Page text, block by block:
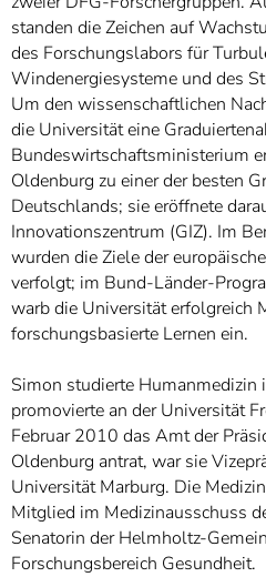
standen die Zeichen auf
des Forschungslabors für
Windenergiesysteme und des
Um den wissenschaftlichen
die Universität eine
Bundeswirtschaftsministerium
Oldenburg zu einer der besten
Deutschlands; sie eröffnete
Innovationszentrum (GIZ). Im
wurden die Ziele der
verfolgt; im Bund-Länder-
warb die Universität erfolgreich
forschungsbasierte Lernen ein.
Simon studierte Humanmedizin
promovierte an der Universität
Februar 2010 das Amt der
Oldenburg antrat, war sie
Universität Marburg. Die
Mitglied im Medizinausschuss
Senatorin der Helmholtz-
Forschungsbereich Gesundheit.